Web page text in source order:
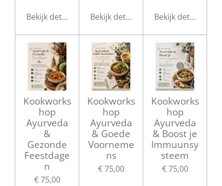
Bekijk details Bekijk details Bekijk details
Kookworks
hop
Ayurveda
&
Gezonde
Feestdage
n
€ 75,00
Kookworks
hop
Ayurveda
& Goede
Voorneme
ns
€ 75,00
Kookworks
hop
Ayurveda
& Boost je
Immuunsy
steem
€ 75,00